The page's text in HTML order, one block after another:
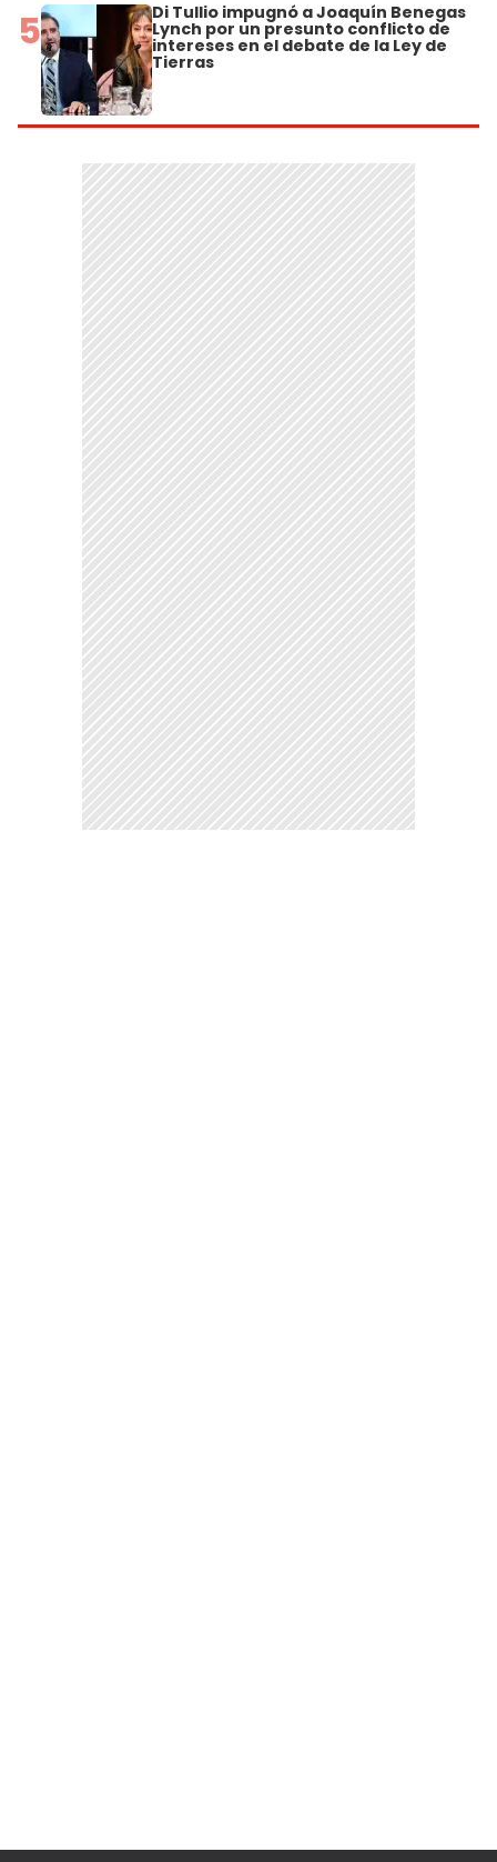
5 Di Tullio impugnó a Joaquín Benegas
Lynch por un presunto conflicto de
intereses en el debate de la Ley de
Tierras